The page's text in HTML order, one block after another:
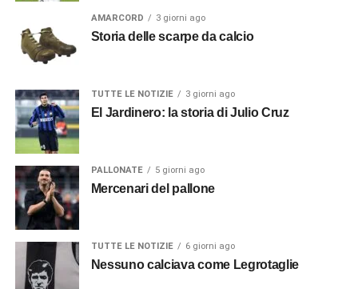
AMARCORD 3 giorni ago
Storia delle scarpe da calcio
TUTTE LE NOTIZIE 3 giorni ago
El Jardinero: la storia di Julio Cruz
PALLONATE 5 giorni ago
Mercenari del pallone
TUTTE LE NOTIZIE 6 giorni ago
Nessuno calciava come Legrotaglie